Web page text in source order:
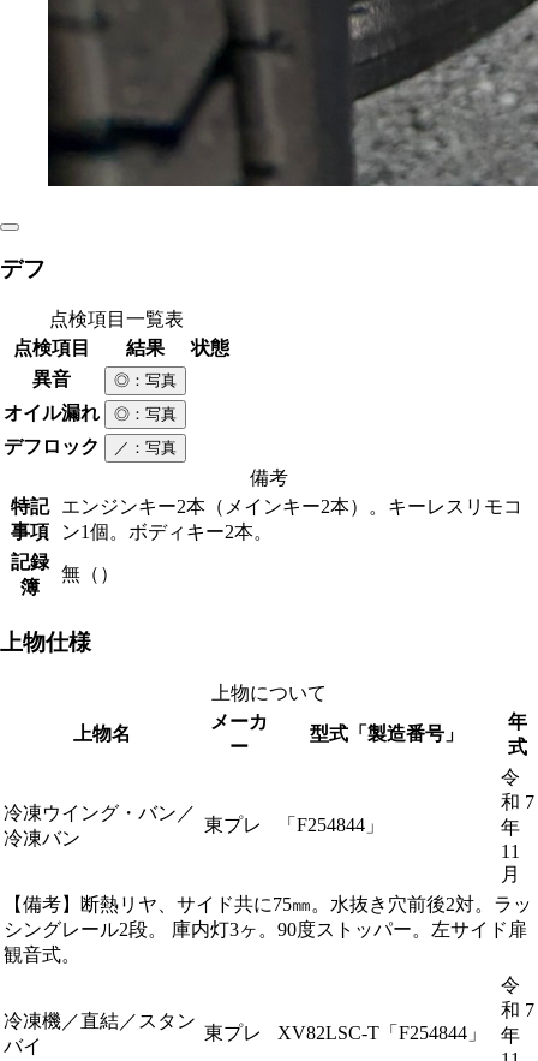
デフ
点検項目一覧表
点検項目
結果
状態
異音
◎ ：写真
オイル漏れ ◎ ：写真
デフロック ／ ：写真
備考
特記
事項
エンジンキー2本（メインキー2本）。キーレスリモコ
ン1個。ボディキー2本。
記録
簿
無（）
上物仕様
上物について
上物名
メーカ
ー
型式「製造番号」
年
式
冷凍ウイング・バン／
冷凍バン
東プレ 「F254844」
令
和 7
年
11
月
【備考】断熱リヤ、サイド共に75㎜。水抜き穴前後2対。ラッ
シングレール2段。 庫内灯3ヶ。90度ストッパー。左サイド扉
観音式。
冷凍機／直結／スタン
バイ
東プレ XV82LSC-T「F254844」
令
和 7
年